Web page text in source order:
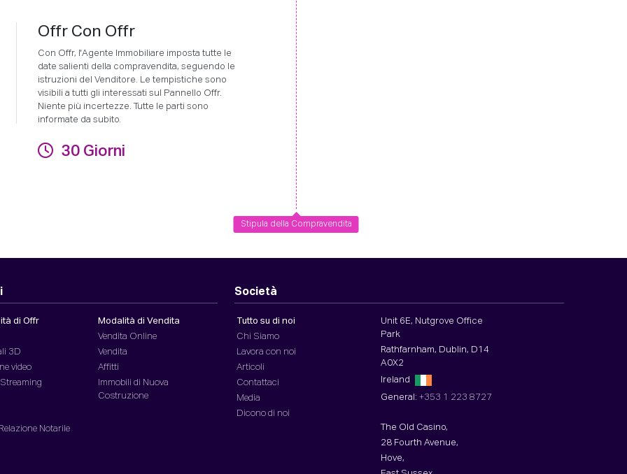
Offr Con Offr
Con Offr, l'Agente Immobiliare imposta tutte le
date salienti della compravendita, seguendo le
istruzioni del Venditore. Le tempistiche sono
visibili a tutti gli interessati sul Pannello Offr.
Niente più incertezze. Tutte le parti sono
informate da subito.
30 Giorni
Stipula della Compravendita
di Offr
3D
video
Notarile
Modalità di Vendita
Vendita Online
Vendita
Affitti
Immobili di Nuova
Costruzione
Società
Tutto su di noi
Chi Siamo
Lavora con noi
Articoli
Contattaci
Media
Dicono di noi
Unit 6E, Nutgrove Office
Park
Rathfarnham, Dublin, D14
A0X2
Ireland
General:+353 1 223 8727
The Old Casino,
28 Fourth Avenue,
Hove,